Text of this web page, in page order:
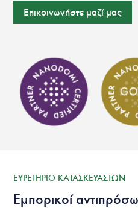
Επικοινωνήστε μαζί μας
ΕΥΡΕΤΗΡΙΟ ΚΑΤΑΣΚΕΥΑΣΤΩΝ
Εμπορικοί